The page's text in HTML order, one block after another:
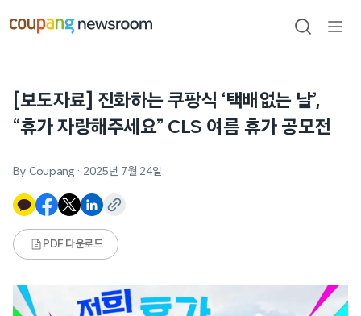
건너뛰기
검색
[보도자료] 진화하는 쿠팡식 ‘택배없는 날’,
“휴가 자랑해주세요” CLS 여름 휴가 공모전
By Coupang · 2025년 7월 24일
PDF 다운로드